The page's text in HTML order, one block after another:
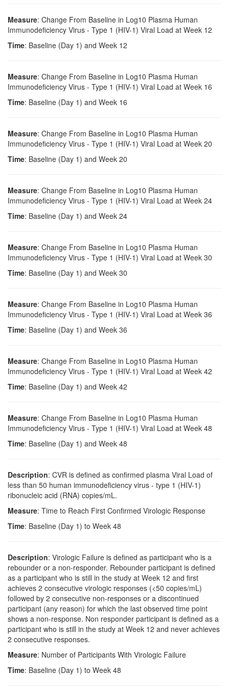
Measure: Change From Baseline in Log10 Plasma Human
Immunodeficiency Virus - Type 1 (HIV-1) Viral Load at Week 12
Time: Baseline (Day 1) and Week 12
Measure: Change From Baseline in Log10 Plasma Human
Immunodeficiency Virus - Type 1 (HIV-1) Viral Load at Week 16
Time: Baseline (Day 1) and Week 16
Measure: Change From Baseline in Log10 Plasma Human
Immunodeficiency Virus - Type 1 (HIV-1) Viral Load at Week 20
Time: Baseline (Day 1) and Week 20
Measure: Change From Baseline in Log10 Plasma Human
Immunodeficiency Virus - Type 1 (HIV-1) Viral Load at Week 24
Time: Baseline (Day 1) and Week 24
Measure: Change From Baseline in Log10 Plasma Human
Immunodeficiency Virus - Type 1 (HIV-1) Viral Load at Week 30
Time: Baseline (Day 1) and Week 30
Measure: Change From Baseline in Log10 Plasma Human
Immunodeficiency Virus - Type 1 (HIV-1) Viral Load at Week 36
Time: Baseline (Day 1) and Week 36
Measure: Change From Baseline in Log10 Plasma Human
Immunodeficiency Virus - Type 1 (HIV-1) Viral Load at Week 42
Time: Baseline (Day 1) and Week 42
Measure: Change From Baseline in Log10 Plasma Human
Immunodeficiency Virus - Type 1 (HIV-1) Viral Load at Week 48
Time: Baseline (Day 1) and Week 48
Description: CVR is defined as confirmed plasma Viral Load of
less than 50 human immunodeficiency virus - type 1 (HIV-1)
ribonucleic acid (RNA) copies/mL.
Measure: Time to Reach First Confirmed Virologic Response
Time: Baseline (Day 1) to Week 48
Description: Virologic Failure is defined as participant who is a
rebounder or a non-responder. Rebounder participant is defined
as a participant who is still in the study at Week 12 and first
achieves 2 consecutive virologic responses (<50 copies/mL)
followed by 2 consecutive non-responses or a discontinued
participant (any reason) for which the last observed time point
shows a non-response. Non responder participant is defined as a
participant who is still in the study at Week 12 and never achieves
2 consecutive responses.
Measure: Number of Participants With Virologic Failure
Time: Baseline (Day 1) to Week 48